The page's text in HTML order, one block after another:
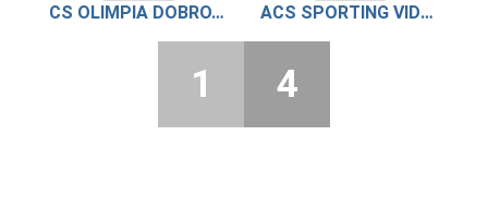
CS OLIMPIA DOBROTESTI 2023 ACS SPORTING VIDELE
1 4